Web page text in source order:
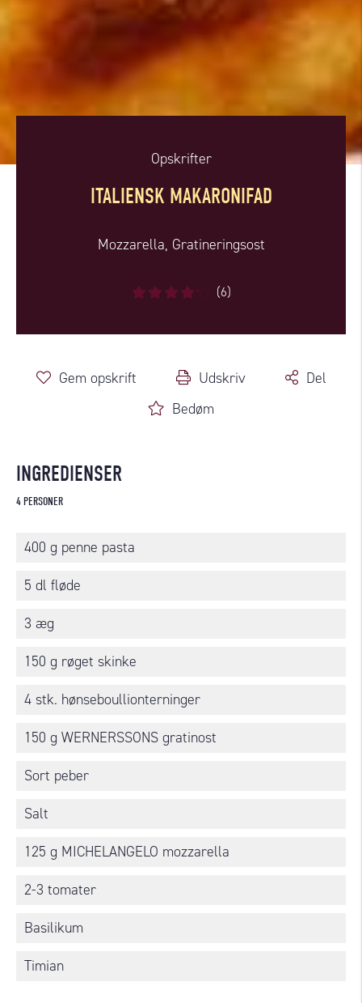
Opskrifter
ITALIENSK MAKARONIFAD
Mozzarella, Gratineringsost
(6)
Gem opskrift Udskriv
Del
Bedøm
INGREDIENSER
4 PERSONER
400 g penne pasta
5 dl fløde
3 æg
150 g røget skinke
4 stk. hønseboullionterninger
150 g WERNERSSONS gratinost
Sort peber
Salt
125 g MICHELANGELO mozzarella
2-3 tomater
Basilikum
Timian